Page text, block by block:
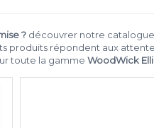
? découvrer notre catalogue
produits répondent aux
toute la gamme WoodWick